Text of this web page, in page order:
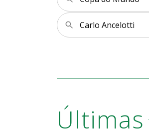
Carlo Ancelotti
Últimas